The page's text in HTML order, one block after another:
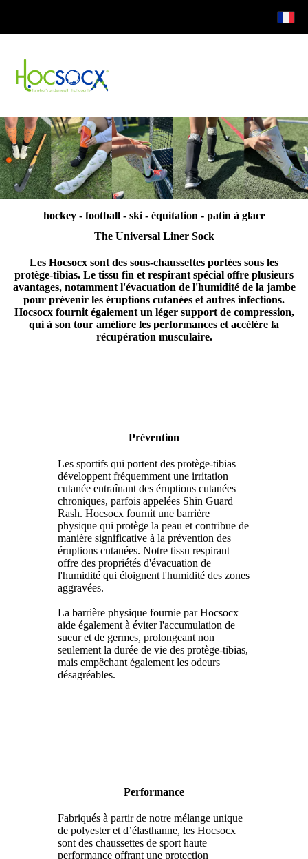
hockey - football - ski - équitation - patin à glace
The Universal Liner Sock
Les Hocsocx sont des sous-chaussettes portées sous les
protège-tibias. Le tissu fin et respirant spécial offre plusieurs
avantages, notamment l'évacuation de l'humidité de la jambe
pour prévenir les éruptions cutanées et autres infections.
Hocsocx fournit également un léger support de compression,
qui à son tour améliore les performances et accélère la
récupération musculaire.
Prévention
Les sportifs qui portent des protège-tibias
développent fréquemment une irritation
cutanée entraînant des éruptions cutanées
chroniques, parfois appelées Shin Guard
Rash. Hocsocx fournit une barrière
physique qui protège la peau et contribue de
manière significative à la prévention des
éruptions cutanées. Notre tissu respirant
offre des propriétés d'évacuation de
l'humidité qui éloignent l'humidité des zones
aggravées.
La barrière physique fournie par Hocsocx
aide également à éviter l'accumulation de
sueur et de germes, prolongeant non
seulement la durée de vie des protège-tibias,
mais empêchant également les odeurs
désagréables.
Performance
Fabriqués à partir de notre mélange unique
de polyester et d’élasthanne, les Hocsocx
sont des chaussettes de sport haute
performance offrant une protection